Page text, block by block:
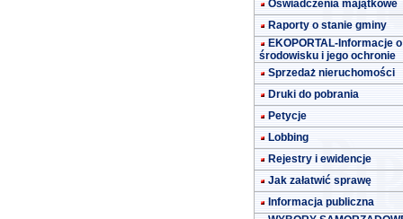
Oświadczenia majątkowe
Raporty o stanie gminy
EKOPORTAL-Informacje o
środowisku i jego ochronie
Sprzedaż nieruchomości
Druki do pobrania
Petycje
Lobbing
Rejestry i ewidencje
Jak załatwić sprawę
Informacja publiczna